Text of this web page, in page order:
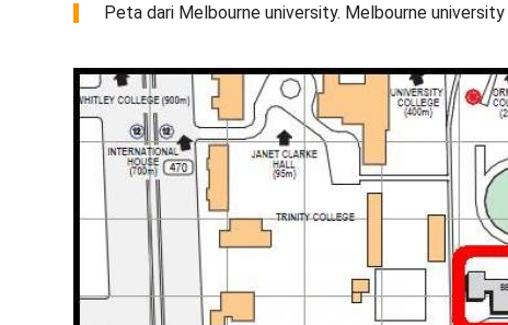
Peta dari Melbourne university. Melbourne